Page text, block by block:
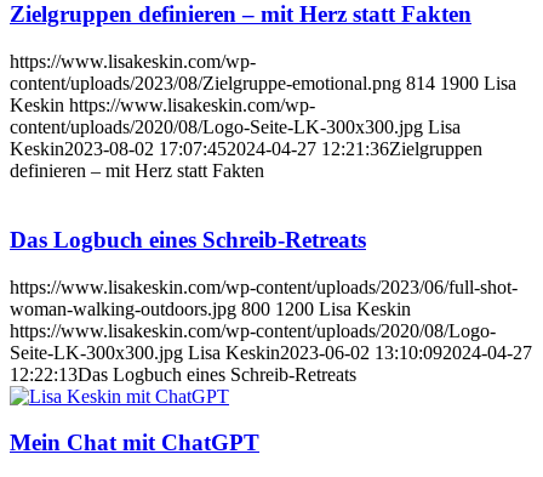
Zielgruppen definieren – mit Herz statt Fakten
https://www.lisakeskin.com/wp-
content/uploads/2023/08/Zielgruppe-emotional.png 814 1900 Lisa
Keskin https://www.lisakeskin.com/wp-
content/uploads/2020/08/Logo-Seite-LK-300x300.jpg Lisa
Keskin2023-08-02 17:07:452024-04-27 12:21:36Zielgruppen
definieren – mit Herz statt Fakten
Das Logbuch eines Schreib-Retreats
https://www.lisakeskin.com/wp-content/uploads/2023/06/full-shot-
woman-walking-outdoors.jpg 800 1200 Lisa Keskin
https://www.lisakeskin.com/wp-content/uploads/2020/08/Logo-
Seite-LK-300x300.jpg Lisa Keskin2023-06-02 13:10:092024-04-27
12:22:13Das Logbuch eines Schreib-Retreats
Mein Chat mit ChatGPT